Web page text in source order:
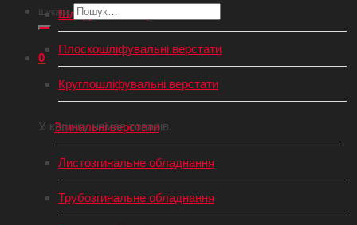
Шукати:
0
У кошику немає товарів.
Шліфувальні верстати з ЧПУ
Плоскошліфувальні верстати
Круглошліфувальні верстати
Згинальні верстати
Листозгинальне обладнання
Трубозгинальне обладнання